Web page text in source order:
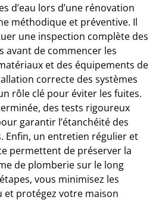
d’eau lors d’une rénovation
méthodique et préventive. Il
une inspection complète des
avant de commencer les
et des équipements de
correcte des systèmes
rôle clé pour éviter les fuites.
des tests rigoureux
garantir l’étanchéité des
Enfin, un entretien régulier et
permettent de préserver la
de plomberie sur le long
vous minimisez les
et protégez votre maison